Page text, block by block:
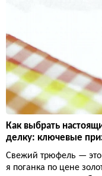
Как выбрать
делку: ключевые
Свежий трюфель —
я поганка по цене